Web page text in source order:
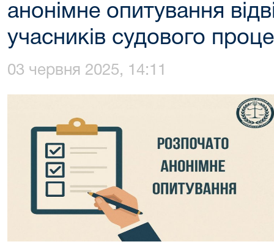
анонімне опитування
учасників судового
03 червня 2025, 14:11